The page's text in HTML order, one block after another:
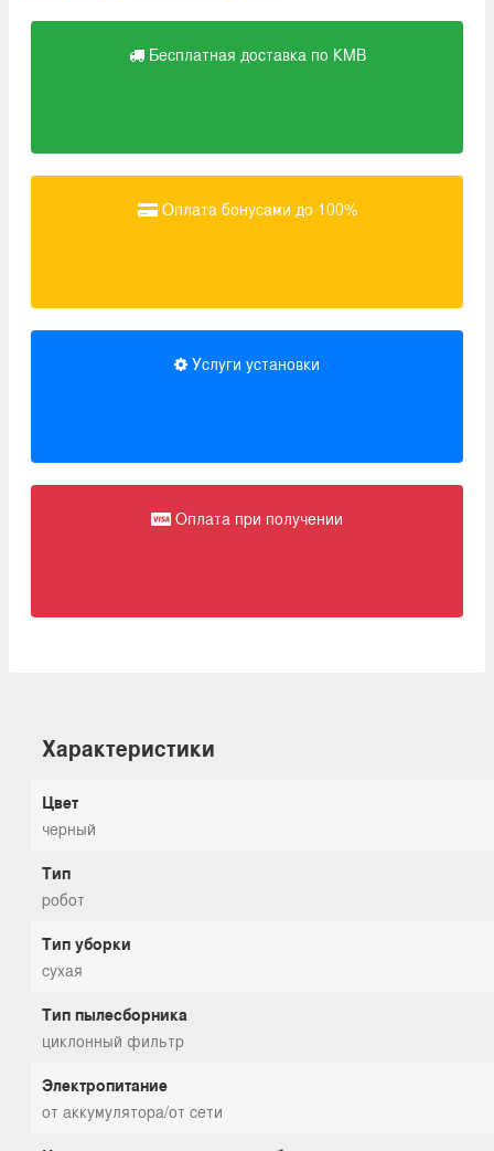
Бесплатная доставка по КМВ
Оплата бонусами до 100%
Услуги установки
Оплата при получении
Характеристики
Цвет
черный
Тип
робот
Тип уборки
сухая
Тип пылесборника
циклонный фильтр
Электропитание
от аккумулятора/от сети